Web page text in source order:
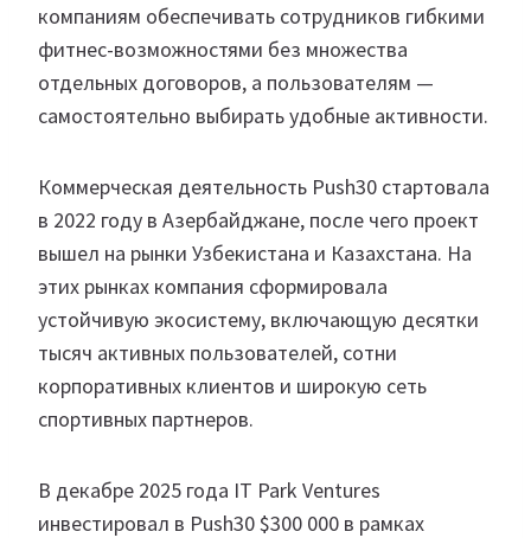
компаниям обеспечивать сотрудников гибкими
фитнес-возможностями без множества
отдельных договоров, а пользователям —
самостоятельно выбирать удобные активности.
Коммерческая деятельность Push30 стартовала
в 2022 году в Азербайджане, после чего проект
вышел на рынки Узбекистана и Казахстана. На
этих рынках компания сформировала
устойчивую экосистему, включающую десятки
тысяч активных пользователей, сотни
корпоративных клиентов и широкую сеть
спортивных партнеров.
В декабре 2025 года IT Park Ventures
инвестировал в Push30 $300 000 в рамках